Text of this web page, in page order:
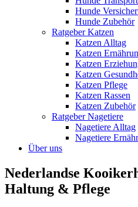
Hunde
Hunde Zubehör
Ratgeber Katzen
Katzen Alltag
Katzen
Katzen
Katzen
Katzen Pflege
Katzen Rassen
Katzen Zubehör
Ratgeber Nagetiere
Nagetiere Alltag
Nagetiere
Über uns
Nederlandse
Haltung & Pflege